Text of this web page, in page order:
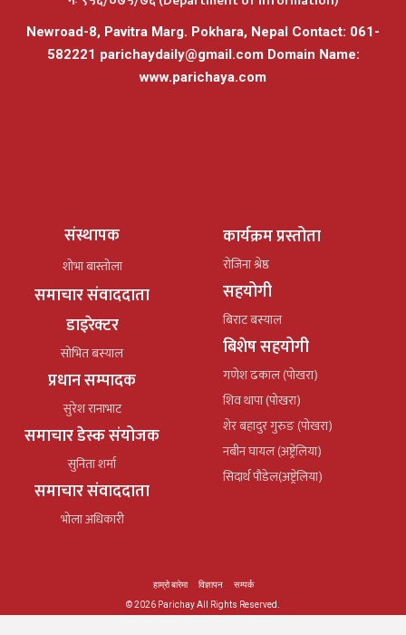
Newroad-8, Pavitra Marg. Pokhara, Nepal Contact: 061-
582221 parichaydaily@gmail.comDomain Name:
www.parichaya.com
संस्थापक
शोभा बास्तोला
समाचार संवाददाता
डाइरेक्टर
सोभित बस्याल
प्रधान सम्पादक
सुरेश रानाभाट
समाचार डेस्क संयोजक
सुनिता शर्मा
समाचार संवाददाता
भोला अधिकारी
कार्यक्रम प्रस्तोता
रोजिना श्रेष्ठ
सहयोगी
बिराट बस्याल
बिशेष सहयोगी
गणेश ढकाल (पोखरा)
शिव थापा (पोखरा)
शेर बहादुर गुरुङ (पोखरा)
नबीन घायल (अष्ट्रेलिया)
सिदार्थ पौडेल(अष्ट्रेलिया)
हाम्रो बारेमा विज्ञापन
सम्पर्क
© 2026 Parichay All Rights Reserved.